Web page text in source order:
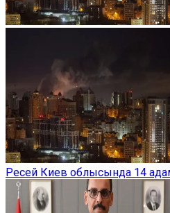
Ресей Киев облысында 14